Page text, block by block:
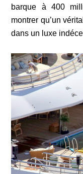
barque à 400
montrer qu’un
dans un luxe